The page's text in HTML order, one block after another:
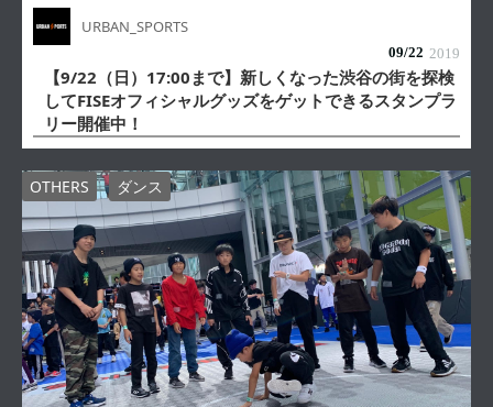
URBAN_SPORTS
09/22 2019
【9/22（日）17:00まで】新しくなった渋谷の街を探検
してFISEオフィシャルグッズをゲットできるスタンプラ
リー開催中！
OTHERS ダンス